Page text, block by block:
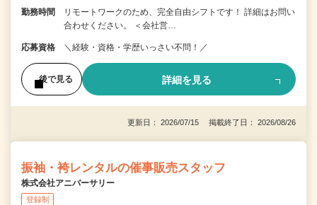
勤務時間
リモートワークのため、完全自由シフトです！ 詳細はお問い
合わせください。 ＜会社営…
応募資格 ＼経験・資格・学歴いっさい不問！／
後で見る 詳細を見る
更新日： 2026/07/15 掲載終了日： 2026/08/26
振袖・袴レンタルの催事販売スタッフ
株式会社アニバーサリー
登録制